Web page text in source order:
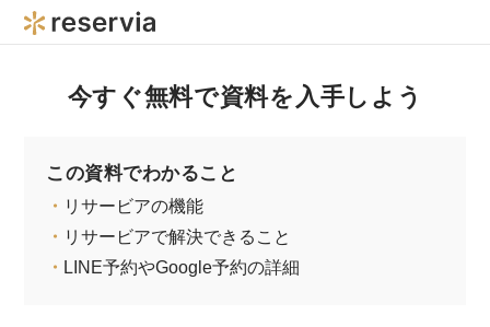
今すぐ無料で資料を入手しよう
この資料でわかること
・ リサービアの機能
・ リサービアで解決できること
・ LINE予約やGoogle予約の詳細